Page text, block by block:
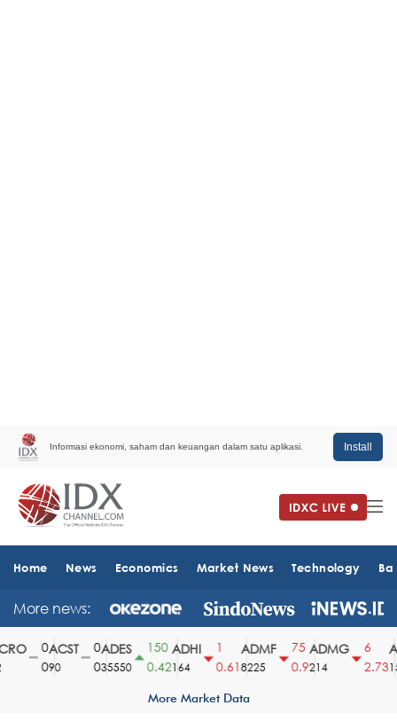
Informasi ekonomi, saham dan keuangan dalam satu aplikasi. Install
Home News Economics Market News Technology
More news:
ACST
90
ADES
35550
150
0.42
ADHI
164
0.61
ADMF
8225
75
0.9
ADMG
214
2.73
More Market Data